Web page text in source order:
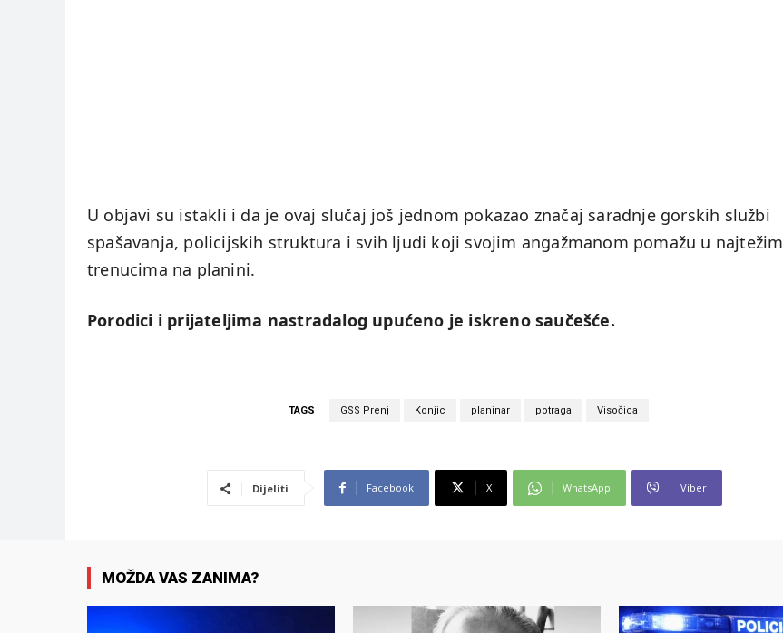
U objavi su istakli i da je ovaj slučaj još jednom pokazao značaj saradnje gorskih službi
spašavanja, policijskih struktura i svih ljudi koji svojim angažmanom pomažu u najtežim
trenucima na planini.
Porodici i prijateljima nastradalog upućeno je iskreno saučešće.
TAGS GSS Prenj Konjic planinar potraga Visočica
Dijeliti Facebook X WhatsApp Viber
MOŽDA VAS ZANIMA?